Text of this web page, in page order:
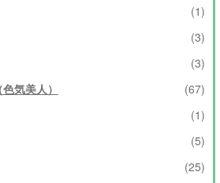
(1)
(3)
(3)
気美人）
(67)
(1)
(5)
(25)